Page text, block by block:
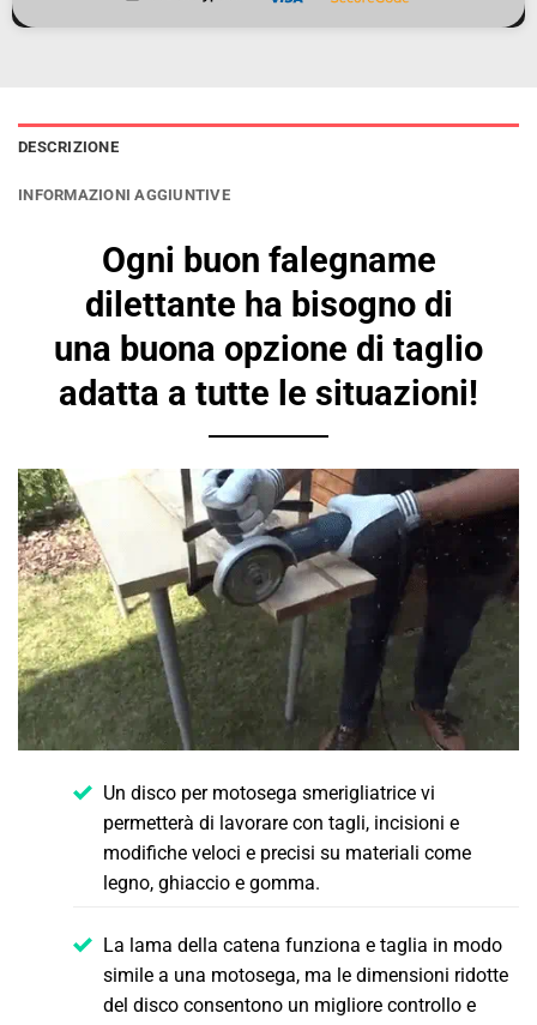
DESCRIZIONE
INFORMAZIONI AGGIUNTIVE
Ogni buon falegname
dilettante ha bisogno di
una buona opzione di taglio
adatta a tutte le situazioni!
Un disco per motosega smerigliatrice vi
permetterà di lavorare con tagli, incisioni e
modifiche veloci e precisi su materiali come
legno, ghiaccio e gomma.
La lama della catena funziona e taglia in modo
simile a una motosega, ma le dimensioni ridotte
del disco consentono un migliore controllo e